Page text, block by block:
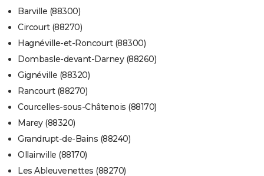
Barville (88300)
Circourt (88270)
Hagnéville-et-Roncourt (88300)
Dombasle-devant-Darney (88260)
Gignéville (88320)
Rancourt (88270)
Courcelles-sous-Châtenois (88170)
Marey (88320)
Grandrupt-de-Bains (88240)
Ollainville (88170)
Les Ableuvenettes (88270)